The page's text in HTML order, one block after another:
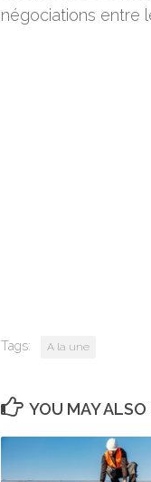
négociations entre
Tags: A la une
YOU MAY ALSO